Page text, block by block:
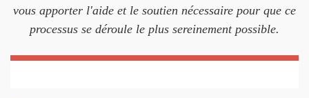
vous apporter l'aide et le soutien nécessaire pour que ce
processus se déroule le plus sereinement possible.